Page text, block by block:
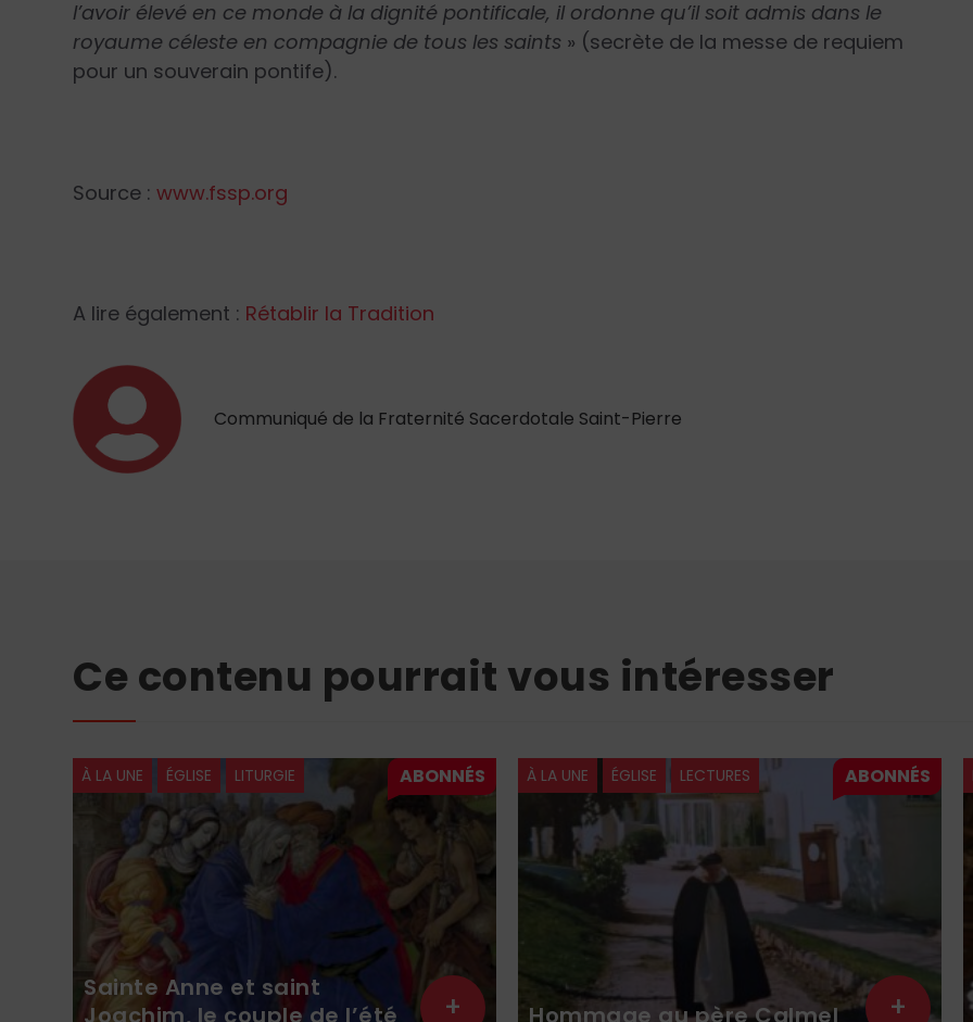
l’avoir élevé en ce monde à la dignité pontificale, il ordonne qu’il soit admis dans le
royaume céleste en compagnie de tous les saints » (secrète de la messe de requiem
pour un souverain pontife).
Source :www.fssp.org
A lire également : Rétablir la Tradition
Communiqué de la Fraternité Sacerdotale Saint-Pierre
Ce contenu pourrait vous intéresser
À LA UNE ÉGLISE LITURGIE
Sainte Anne et saint
+
À LA UNE ÉGLISE LECTURES
+